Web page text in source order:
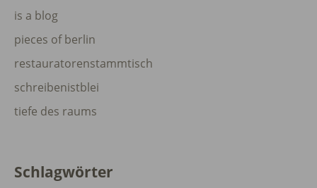
is a blog
pieces of berlin
restauratorenstammtisch
schreibenistblei
tiefe des raums
Schlagwörter